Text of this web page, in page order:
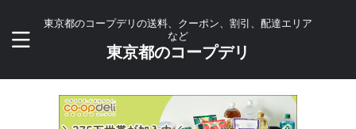
東京都のコープデリの送料、クーポン、割引、配達エリア
など
東京都のコープデリ